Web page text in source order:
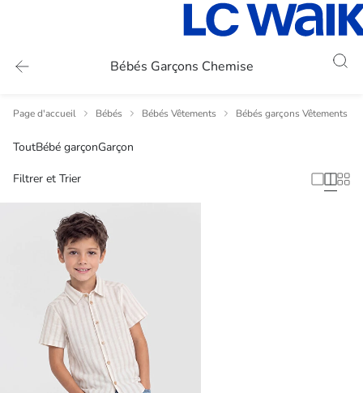
Bébés Garçons Chemise
Page d'accueil Bébés Bébés Vêtements Bébés garçons Vêtements
ToutBébé garçonGarçon
Filtrer et Trier